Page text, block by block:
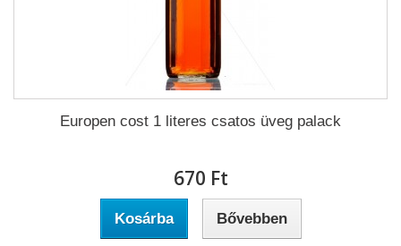
Europen cost 1 literes csatos üveg palack
670 Ft‎
Kosárba Bővebben